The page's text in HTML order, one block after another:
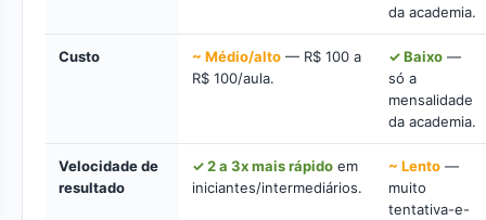
da academia.
Custo ~ Médio/alto — R$ 100 a
R$ 100/aula.
✓ Baixo —
só a
mensalidade
da academia.
Velocidade de
resultado
✓ 2 a 3x mais rápido em
iniciantes/intermediários.
~ Lento —
muito
tentativa-e-